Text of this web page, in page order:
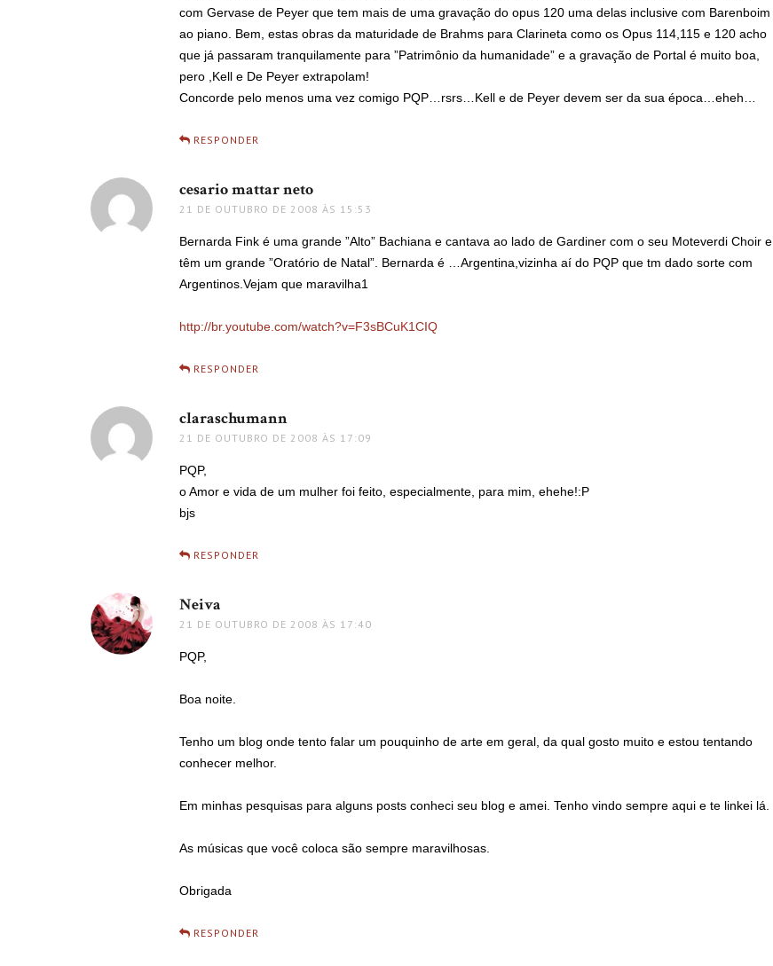
com Gervase de Peyer que tem mais de uma gravação do opus 120 uma delas inclusive com Barenboim
ao piano. Bem, estas obras da maturidade de Brahms para Clarineta como os Opus 114,115 e 120 acho
que já passaram tranquilamente para ”Patrimônio da humanidade” e a gravação de Portal é muito boa,
pero ,Kell e De Peyer extrapolam!
Concorde pelo menos uma vez comigo PQP…rsrs…Kell e de Peyer devem ser da sua época…eheh…
RESPONDER
cesario mattar neto
21 DE OUTUBRO DE 2008 ÀS 15:53
Bernarda Fink é uma grande ”Alto” Bachiana e cantava ao lado de Gardiner com o seu Moteverdi Choir e
têm um grande ”Oratório de Natal”. Bernarda é …Argentina,vizinha aí do PQP que tm dado sorte com
Argentinos.Vejam que maravilha1
http://br.youtube.com/watch?v=F3sBCuK1CIQ
RESPONDER
claraschumann
21 DE OUTUBRO DE 2008 ÀS 17:09
PQP,
o Amor e vida de um mulher foi feito, especialmente, para mim, ehehe!:P
bjs
RESPONDER
Neiva
21 DE OUTUBRO DE 2008 ÀS 17:40
PQP,
Boa noite.
Tenho um blog onde tento falar um pouquinho de arte em geral, da qual gosto muito e estou tentando
conhecer melhor.
Em minhas pesquisas para alguns posts conheci seu blog e amei. Tenho vindo sempre aqui e te linkei lá.
As músicas que você coloca são sempre maravilhosas.
Obrigada
RESPONDER